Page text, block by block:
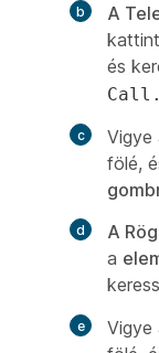
A
és
Call.
Vigye
fölé,
A
a
Vigye